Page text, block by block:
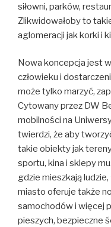
siłowni, parków,
Zlikwido­wałoby to
aglomeracji jak korki i
Nowa koncepcja jest
człowieku i
może tylko marzyć,
Cytowany przez DW
mobilności na
twierdzi, że aby
takie obiekty jak
sportu, kina i sklepy
gdzie mieszkają
miasto oferuje także
samochodów i więcej
pieszych, bezpieczne